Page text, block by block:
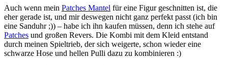
Auch wenn mein Patches Mantel für eine Figur geschnitten ist, die
eher gerade ist, und mir deswegen nicht ganz perfekt passt (ich bin
eine Sanduhr ;)) – habe ich ihn kaufen müssen, denn ich stehe auf
Patches und großen Revers. Die Kombi mit dem Kleid entstand
durch meinen Spieltrieb, der sich weigerte, schon wieder eine
schwarze Hose und hellen Pulli dazu zu kombinieren :)